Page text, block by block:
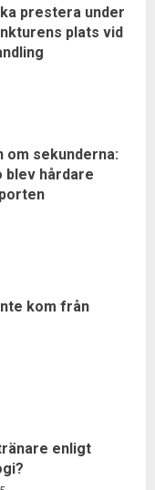
prestera under
plats vid
om sekunderna:
blev hårdare
kom från
enligt